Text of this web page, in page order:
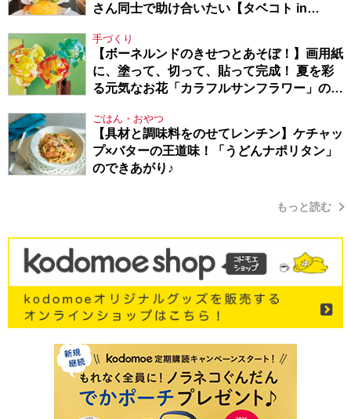
さん同士で助け合いたい【タベコト in
手づくり
【ボーネルンドのきせつとあそぼ！】画用紙
に、塗って、切って、貼って完成！ 夏を彩
る元気なお花「カラフルサンフラワー」の作
ごはん・おやつ
【具材と調味料をのせてレンチン】ケチャッ
プ×バターの王道味！「うどんナポリタン」
のできあがり♪
もっと読む